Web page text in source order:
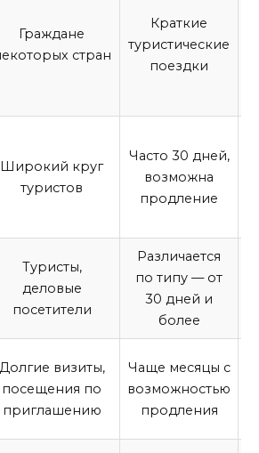
Граждане
стран
Краткие
туристические
поездки
Широкий круг
туристов
Часто 30 дней,
возможна
продление
Туристы,
деловые
посетители
Различается
по типу — от
30 дней и
более
Долгие визиты,
посещения по
приглашению
Чаще месяцы с
возможностью
продления